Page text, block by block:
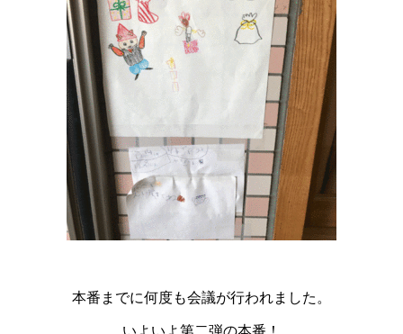
本番までに何度も会議が行われました。